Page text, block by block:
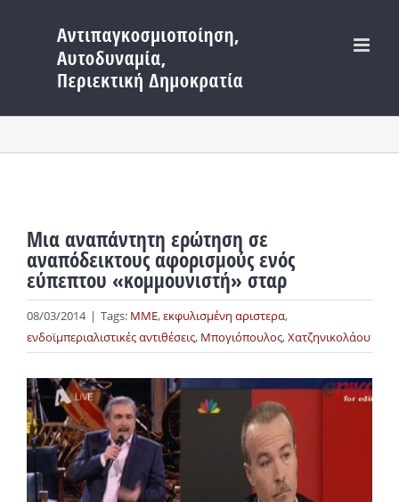
περιεχόμενο
Μια αναπάντητη ερώτηση σε
αναπόδεικτους αφορισμούς ενός
εύπεπτου «κομμουνιστή» σταρ
08/03/2014 | Tags: MME,εκφυλισμένη αριστερα,
ενδοϊμπεριαλιστικές αντιθέσεις, Μπογιόπουλος,Χατζηνικολάου
Προβολή
μεγαλύτερης
εικόνας